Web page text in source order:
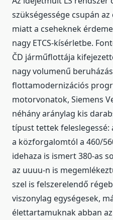
szükségessége csupán
miatt a cseheknek
nagy ETCS-kísérletbe.
ČD járműflottája
nagy volumenű
flottamodernizációs
motorvonatok, Siemens
néhány aránylag kis
típust tettek
a közforgalomtól a 460/
idehaza is ismert 380-as
az uuuu-n is
szel is felszerelendő
viszonylag egységesek,
élettartamuknak abban